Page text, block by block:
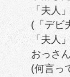
「夫人
(「デビ
「夫人
おっさ
(何言っ